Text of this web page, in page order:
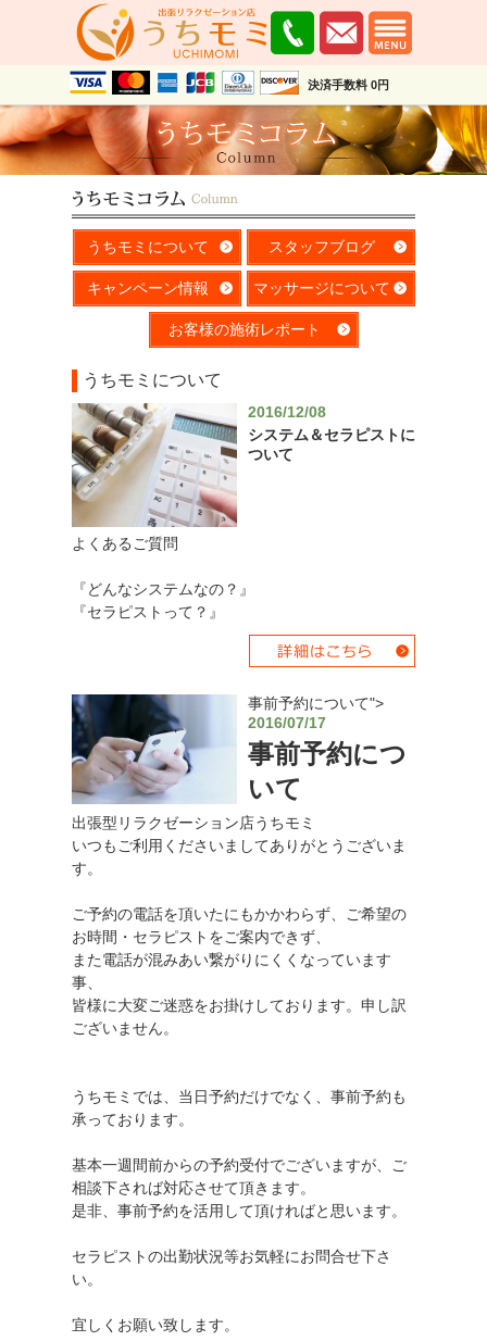
決済手数料 0円
うちモミについて スタッフブログ
キャンペーン情報 マッサージについて
お客様の施術レポート
うちモミについて
2016/12/08
システム＆セラピストに
ついて
よくあるご質問
『どんなシステムなの？』
『セラピストって？』
事前予約について">
2016/07/17
事前予約につ
いて
出張型リラクゼーション店うちモミ
いつもご利用くださいましてありがとうございま
す。
ご予約の電話を頂いたにもかかわらず、ご希望の
お時間・セラピストをご案内できず、
また電話が混みあい繋がりにくくなっています
事、
皆様に大変ご迷惑をお掛けしております。申し訳
ございません。
うちモミでは、当日予約だけでなく、事前予約も
承っております。
基本一週間前からの予約受付でございますが、ご
相談下されば対応させて頂きます。
是非、事前予約を活用して頂ければと思います。
セラピストの出勤状況等お気軽にお問合せ下さ
い。
宜しくお願い致します。